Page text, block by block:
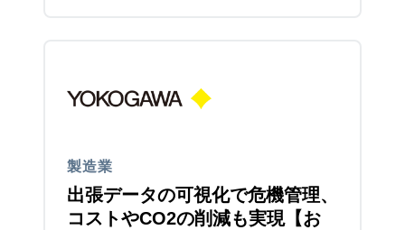
製造業
出張データの可視化で危機管理、
コストやCO2の削減も実現【お